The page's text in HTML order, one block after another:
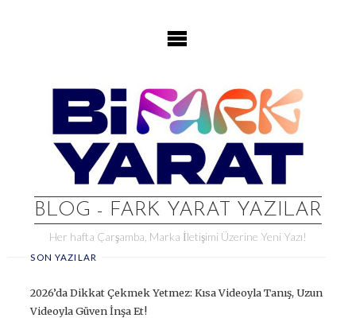
BLOG - FARK YARAT YAZILAR
Her hafta Çarşamba, Marka İletişimi Üzerine Yeni Yazı!
SON YAZILAR
2026’da Dikkat Çekmek Yetmez: Kısa Videoyla Tanış, Uzun
Videoyla Güven İnşa Et!